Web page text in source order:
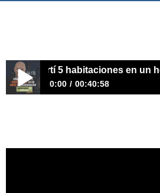
5 habitaciones en un
0:00 00:40:58